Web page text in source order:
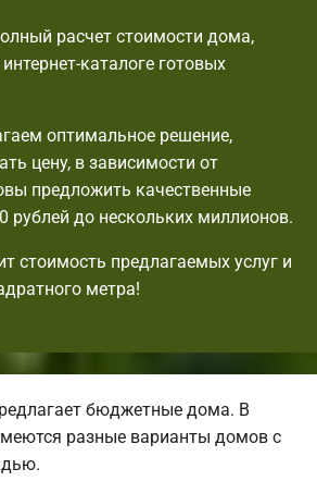
расчет стоимости дома,
каталоге готовых
оптимальное решение,
цену, в зависимости от
предложить качественные
рублей до нескольких миллионов.
стоимость предлагаемых услуг и
метра!
бюджетные дома. В
разные варианты домов с